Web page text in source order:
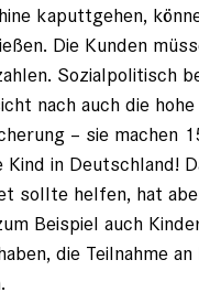
kaputtgehen,
Die Kunden
Sozialpolitisch
nach auch die
– sie machen
Kind in Deutschland!
sollte helfen, hat
Beispiel auch
die Teilnahme